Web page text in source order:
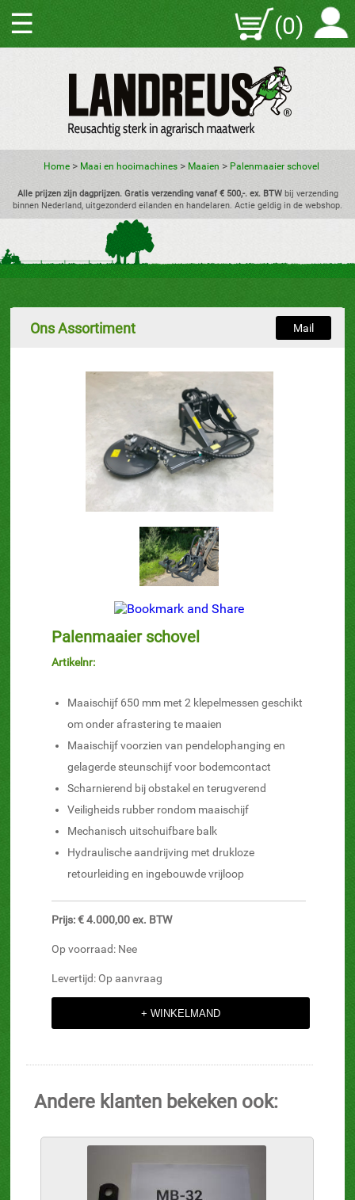
☰ (0)
Home > Maai en hooimachines > Maaien > Palenmaaier schovel
Alle prijzen zijn dagprijzen. Gratis verzending vanaf € 500,-. ex. BTWbij verzending
binnen Nederland, uitgezonderd eilanden en handelaren. Actie geldig in de webshop.
Ons Assortiment Mail
Palenmaaier schovel
Artikelnr:
Maaischijf 650 mm met 2 klepelmessen geschikt
om onder afrastering te maaien
Maaischijf voorzien van pendelophanging en
gelagerde steunschijf voor bodemcontact
Scharnierend bij obstakel en terugverend
Veiligheids rubber rondom maaischijf
Mechanisch uitschuifbare balk
Hydraulische aandrijving met drukloze
retourleiding en ingebouwde vrijloop
Prijs: € 4.000,00 ex. BTW
Op voorraad: Nee
Levertijd: Op aanvraag
Andere klanten bekeken ook: